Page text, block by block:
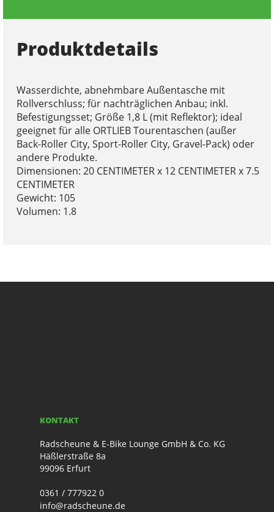
Produktdetails
Wasserdichte, abnehmbare Außentasche mit
Rollverschluss; für nachträglichen Anbau; inkl.
Befestigungsset; Größe 1,8 L (mit Reflektor); ideal
geeignet für alle ORTLIEB Tourentaschen (außer
Back-Roller City, Sport-Roller City, Gravel-Pack) oder
andere Produkte.
Dimensionen: 20 CENTIMETER x 12 CENTIMETER x 7.5
CENTIMETER
Gewicht: 105
Volumen: 1.8
KONTAKT
Radscheune & E-Bike Lounge GmbH & Co. KG
Häßlerstraße 8a
99096 Erfurt
0361 / 777922 0
info@radscheune.de